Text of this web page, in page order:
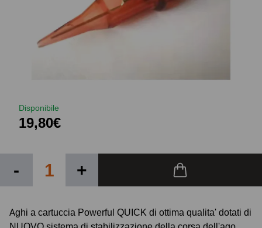
Disponibile
19,80€
- +
Aghi a cartuccia Powerful QUICK di ottima qualita' dotati di